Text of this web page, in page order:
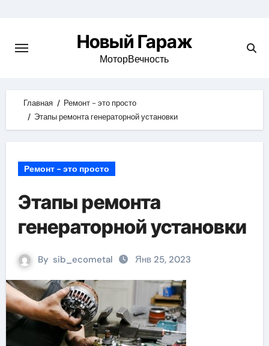
content
Новый Гараж
МоторВечность
Главная
Ремонт - это просто
Этапы ремонта генераторной установки
Ремонт - это просто
Этапы ремонта
генераторной установки
By sib_ecometal Янв 25, 2023